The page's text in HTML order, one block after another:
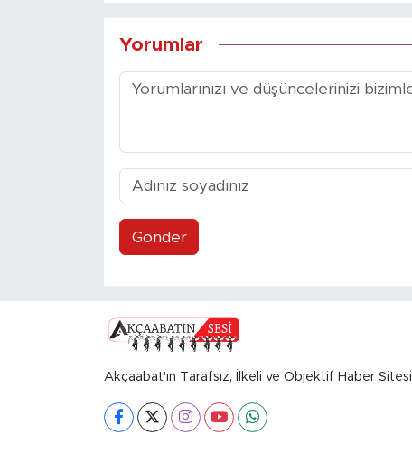
Yorumlar
Gönder
Akçaabat'ın Tarafsız, İlkeli ve Objektif Haber Sitesi